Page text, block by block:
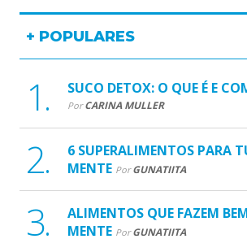
+ POPULARES
SUCO DETOX: O QUE É E
Por CARINA MULLER
6 SUPERALIMENTOS PARA
MENTE Por GUNATIITA
ALIMENTOS QUE FAZEM
MENTE Por GUNATIITA